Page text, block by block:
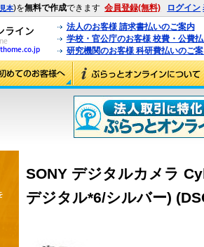
見本)を無料で作成できます 会員登録(無料) ログイン
法人のお客様 請求書払いのご案内
学校・官公庁のお客様 校費・公費
研究機関のお客様 科研費払いのご
SONY デジタルカメラ
デジタル*6/シルバー)